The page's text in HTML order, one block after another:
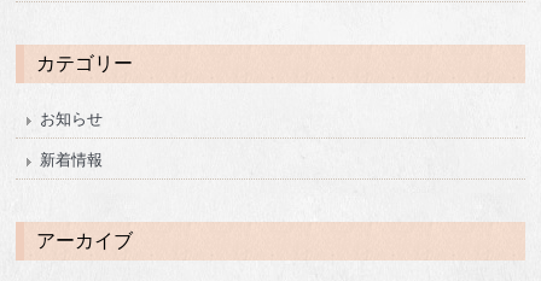
カテゴリー
お知らせ
新着情報
アーカイブ